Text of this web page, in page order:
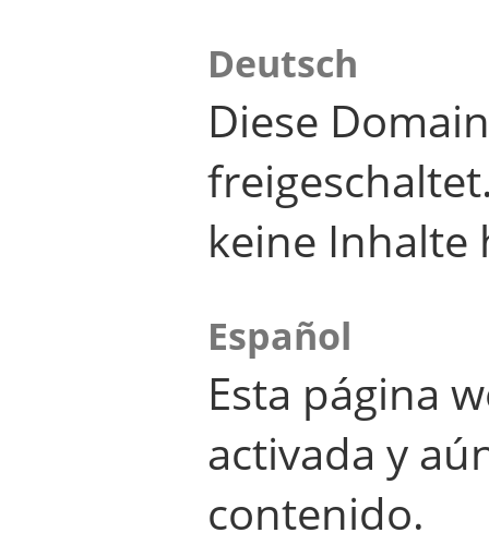
Deutsch
Diese
keine Inhalte
Español
Esta página
activada y
contenido.